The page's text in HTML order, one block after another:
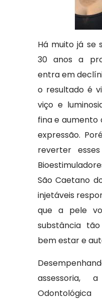
Há muito já se
30 anos a
entra em
o resultado é
viço e
fina e aumento
expressão.
reverter
São Caetano
injetáveis
que a pele
substância
bem estar e
assessoria,